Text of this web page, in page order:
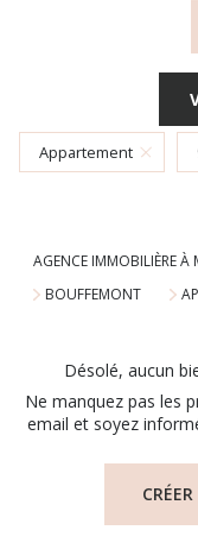
Appartement
AGENCE IMMOBILIÈRE
BOUFFEMONT
Désolé, aucun
Ne manquez pas les
email et soyez